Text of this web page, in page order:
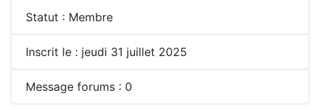
Statut : Membre
Inscrit le : jeudi 31 juillet 2025
Message forums : 0